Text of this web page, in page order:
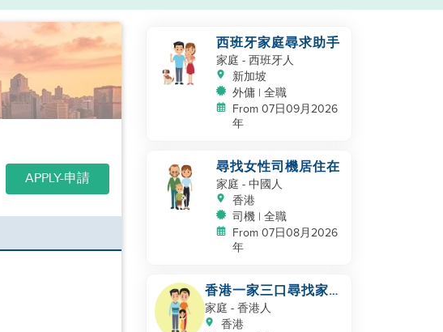
APPLY-申請
西班牙家庭尋求助手
家庭 - 西班牙人
新加坡
外傭 | 全職
From 07日09月2026
年
尋找女性司機居住在
家庭 - 中國人
香港
司機 | 全職
From 07日08月2026
年
香港一家三口尋找家政
服務員
家庭 - 香港人
香港